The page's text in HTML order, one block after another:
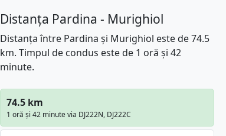
Distanța Pardina - Murighiol
Distanța între Pardina și Murighiol este de 74.5
km. Timpul de condus este de 1 oră și 42
minute.
74.5 km
1 oră și 42 minute via DJ222N, DJ222C